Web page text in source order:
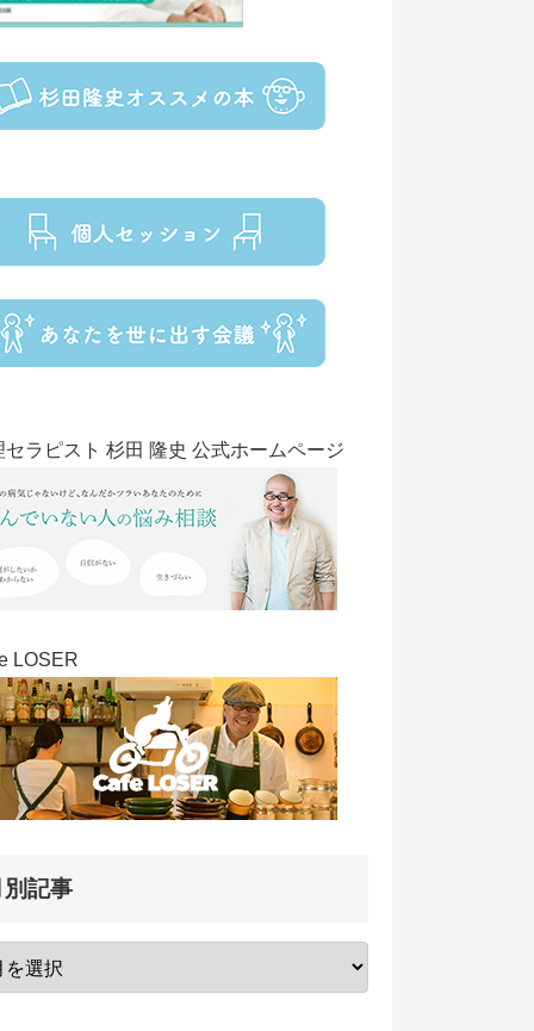
セラピスト 杉田 隆史 公式ホームページ
LOSER
別記事